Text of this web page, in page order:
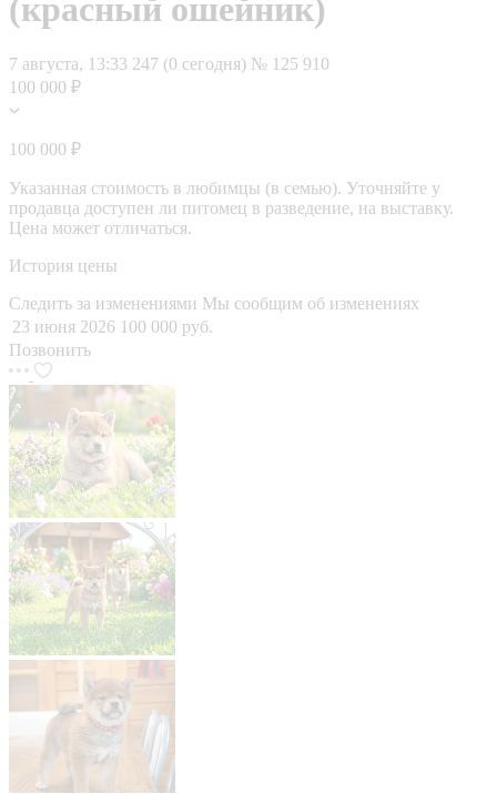
(красный ошейник)
7 августа, 13:33 247 (0 сегодня) № 125 910
100 000 ₽
100 000 ₽
Указанная стоимость в любимцы (в семью). Уточняйте у
продавца доступен ли питомец в разведение, на выставку.
Цена может отличаться.
История цены
Следить за изменениями Мы сообщим об изменениях
23 июня 2026 100 000 руб.
Позвонить